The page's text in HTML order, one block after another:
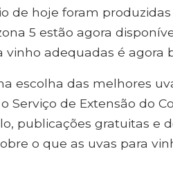
de hoje foram
5 estão agora
vinho adequadas é agora
escolha das melhores
Serviço de Extensão do
publicações gratuitas e
o que as uvas para